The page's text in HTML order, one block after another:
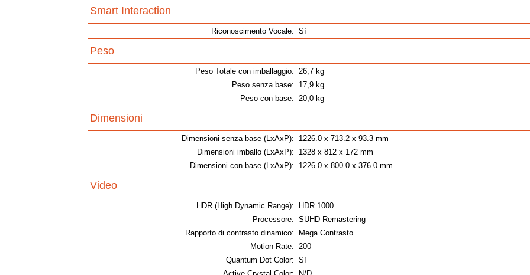
Smart Interaction
Riconoscimento Vocale: Sì
Peso
Peso Totale con imballaggio: 26,7 kg
Peso senza base:
17,9 kg
Peso con base: 20,0 kg
Dimensioni
Dimensioni senza base (LxAxP):
1226.0 x 713.2 x 93.3 mm
Dimensioni imballo (LxAxP):
1328 x 812 x 172 mm
Dimensioni con base (LxAxP):
1226.0 x 800.0 x 376.0 mm
Video
HDR (High Dynamic Range):
HDR 1000
Processore: SUHD Remastering
Rapporto di contrasto dinamico:
Mega Contrasto
Motion Rate: 200
Quantum Dot Color: Sì